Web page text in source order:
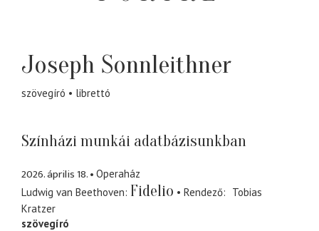
Joseph Sonnleithner
szövegíró librettó
Színházi munkái adatbázisunkban
2026. április 18.
Operaház
Ludwig van Beethoven Fidelio Rendező
Tobias
Kratzer
szövegíró